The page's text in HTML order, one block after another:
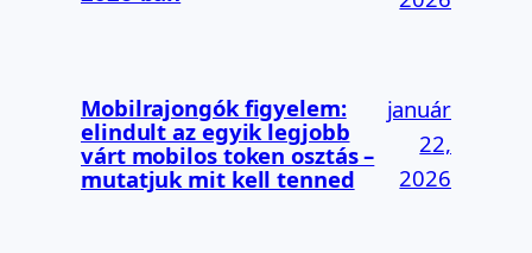
Mobilrajongók figyelem:
elindult az egyik legjobb
várt mobilos token osztás –
mutatjuk mit kell tenned
január
22,
2026